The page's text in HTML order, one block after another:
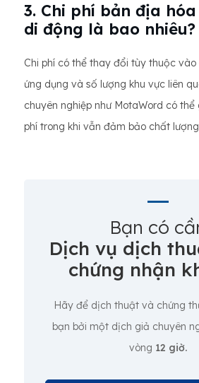
3. Chi phí bản địa
di động là bao nhiêu?
Chi phí có thể thay đổi tùy thuộc
ứng dụng và số lượng khu vực liên
chuyên nghiệp như MotaWord có thể
phí trong khi vẫn đảm bảo chất
Bạn có
Dịch vụ dịch
chứng nhận
Hãy để dịch thuật và chứng
bạn bởi một dịch giả chuyên
vòng 12 giờ.